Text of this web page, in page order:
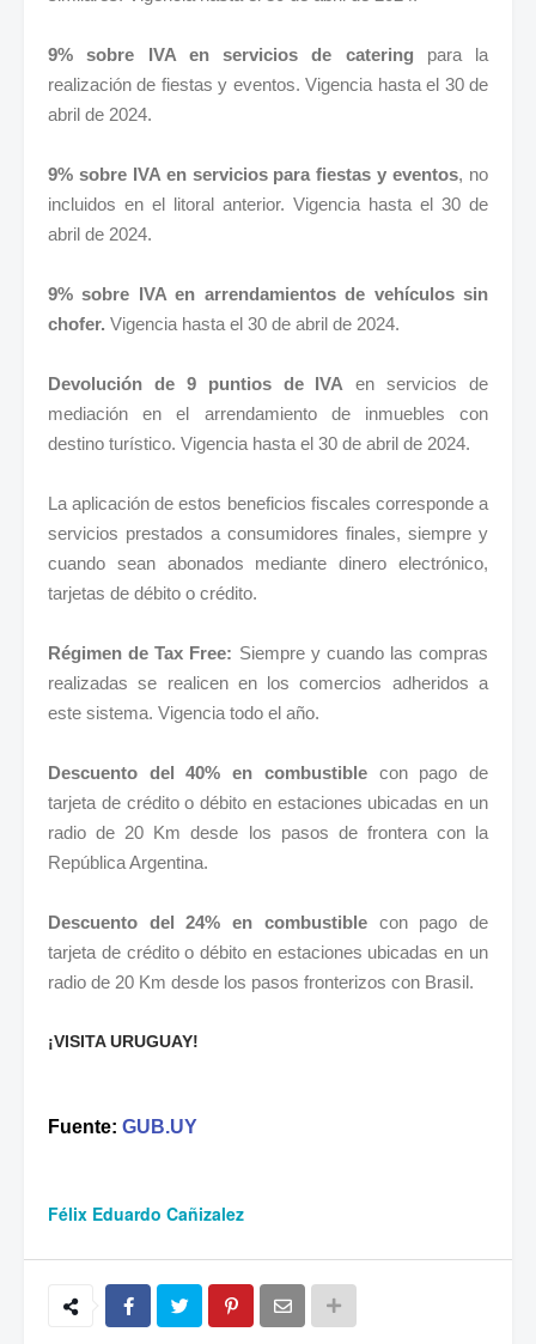
9% sobre IVA en servicios de catering para la
realización de fiestas y eventos. Vigencia hasta el 30 de
abril de 2024.
9% sobre IVA en servicios para fiestas y eventos, no
incluidos en el litoral anterior. Vigencia hasta el 30 de
abril de 2024.
9% sobre IVA en arrendamientos de vehículos sin
chofer. Vigencia hasta el 30 de abril de 2024.
Devolución de 9 puntios de IVA en servicios de
mediación en el arrendamiento de inmuebles con
destino turístico. Vigencia hasta el 30 de abril de 2024.
La aplicación de estos beneficios fiscales corresponde a
servicios prestados a consumidores finales, siempre y
cuando sean abonados mediante dinero electrónico,
tarjetas de débito o crédito.
Régimen de Tax Free: Siempre y cuando las compras
realizadas se realicen en los comercios adheridos a
este sistema. Vigencia todo el año.
Descuento del 40% en combustiblecon pago de
tarjeta de crédito o débito en estaciones ubicadas en un
radio de 20 Km desde los pasos de frontera con la
República Argentina.
Descuento del 24% en combustiblecon pago de
tarjeta de crédito o débito en estaciones ubicadas en un
radio de 20 Km desde los pasos fronterizos con Brasil.
¡VISITA URUGUAY!
Fuente: GUB.UY
Félix Eduardo Cañizalez